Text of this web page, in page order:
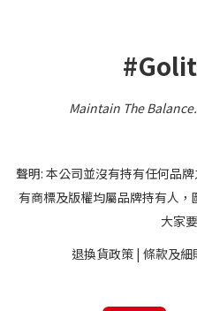
Maintain The
聲明: 本公司並沒有持有任何品
有商標及版權均屬品牌持有人
大家
退換貨政策 | 條款及細